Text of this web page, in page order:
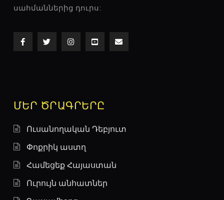
սահմաններից դուրս:
ՄԵՐ ԾՐԱԳՐԵՐԸ
Ուսանողական Դեբյուտ
Փոքրիկ աստղ
Համեցեք Հայաստան
Ուրույն անհատներ